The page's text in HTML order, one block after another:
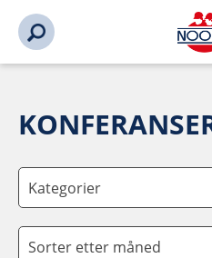
Kategorier
Sorter etter måned